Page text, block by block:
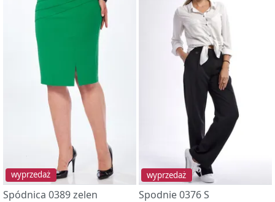
wyprzedaż
Spódnica 0389 zelen
wyprzedaż
Spodnie 0376 S